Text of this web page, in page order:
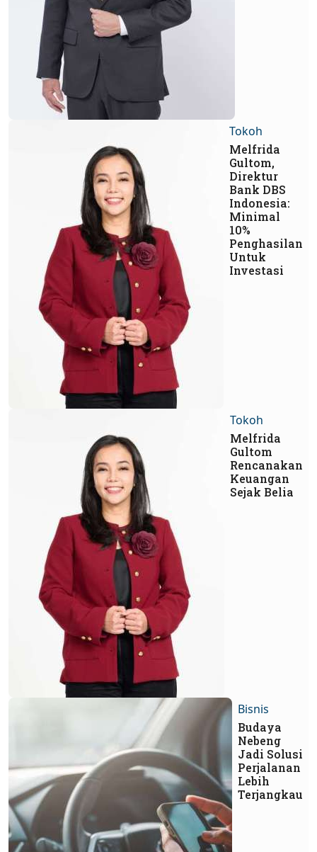
Tokoh
Melfrida
Gultom,
Direktur
Bank DBS
Indonesia:
Minimal
10%
Penghasilan
Untuk
Investasi
Tokoh
Melfrida
Gultom
Rencanakan
Keuangan
Sejak Belia
Bisnis
Budaya
Nebeng
Jadi Solusi
Perjalanan
Lebih
Terjangkau